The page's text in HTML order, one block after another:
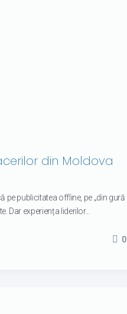
din Moldova
pe publicitatea offline, pe „din gură
Dar experiența liderilor...
0